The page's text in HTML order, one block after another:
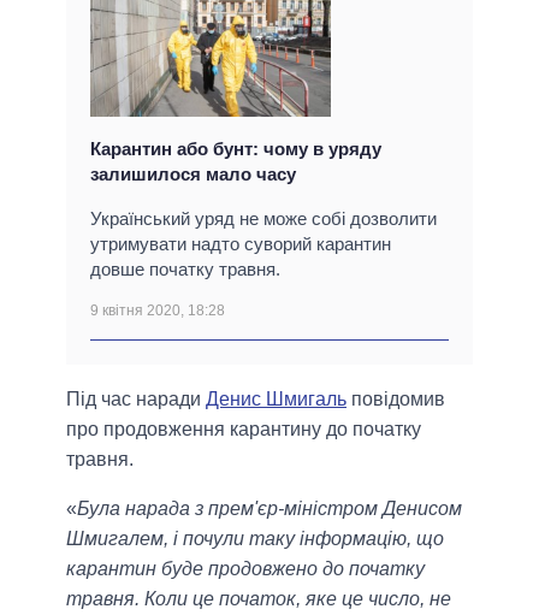
Карантин або бунт: чому в уряду
залишилося мало часу
Український уряд не може собі дозволити
утримувати надто суворий карантин
довше початку травня.
9 квітня 2020, 18:28
Під час наради Денис Шмигаль повідомив
про продовження карантину до початку
травня.
«Була нарада з прем'єр-міністром Денисом
Шмигалем, і почули таку інформацію, що
карантин буде продовжено до початку
травня. Коли це початок, яке це число, не